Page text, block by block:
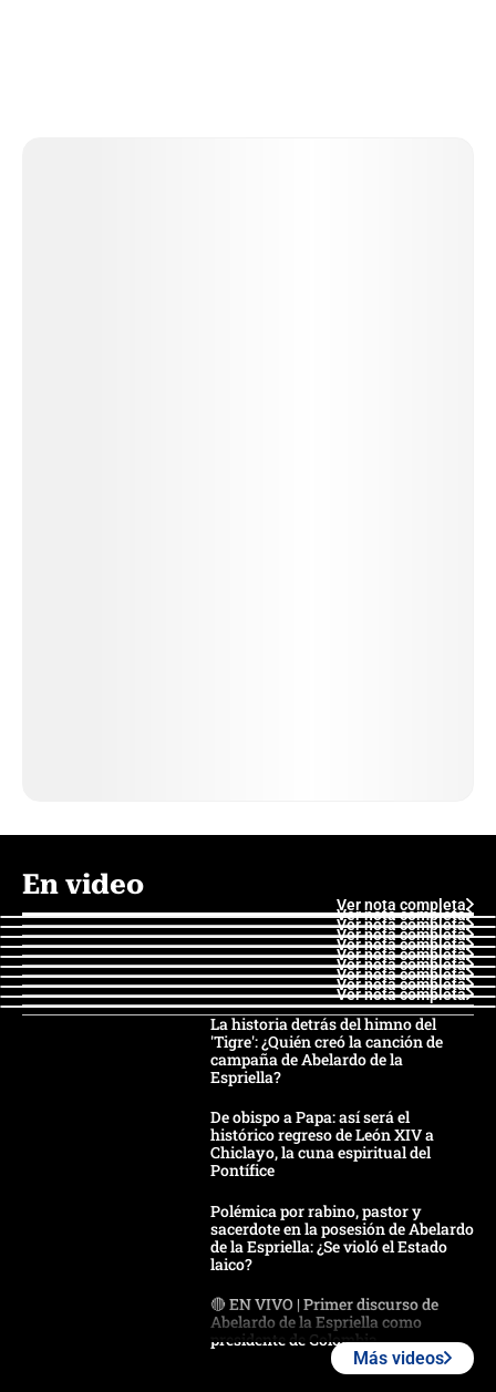
En video
Ver nota completa
Ver nota completa
Ver nota completa
Ver nota completa
Ver nota completa
Ver nota completa
Ver nota completa
Ver nota completa
Ver nota completa
Ver nota completa
La historia detrás del himno del
'Tigre': ¿Quién creó la canción de
campaña de Abelardo de la
Espriella?
De obispo a Papa: así será el
histórico regreso de León XIV a
Chiclayo, la cuna espiritual del
Pontífice
Polémica por rabino, pastor y
sacerdote en la posesión de Abelardo
de la Espriella: ¿Se violó el Estado
laico?
🔴 EN VIVO | Primer discurso de
Abelardo de la Espriella como
presidente de Colombia
Más videos